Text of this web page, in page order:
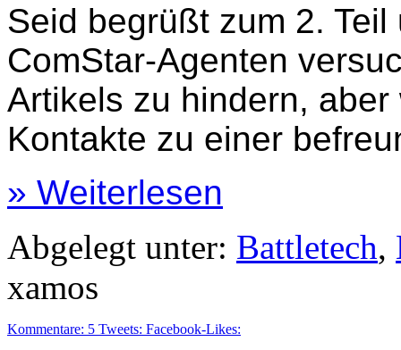
Seid begrüßt zum 2.
ComStar-Agenten
Artikels zu hindern,
Kontakte zu einer
» Weiterlesen
Abgelegt unter: Battletech,
xamos
Kommentare: 5 Tweets: Facebook-Likes: